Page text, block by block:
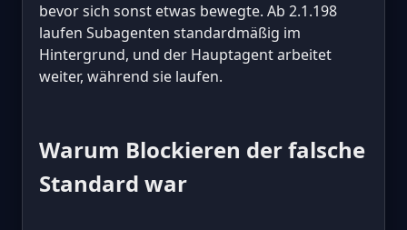
bevor sich sonst etwas bewegte. Ab 2.1.198
laufen Subagenten standardmäßig im
Hintergrund, und der Hauptagent arbeitet
weiter, während sie laufen.
Warum Blockieren der falsche
Standard war